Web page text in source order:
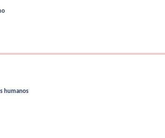
humanos